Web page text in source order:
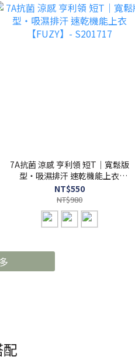
7A抗菌 涼感 亨利領 短T｜寬鬆版
型・吸濕排汗 速乾機能上衣
【FUZY】- S201717
NT$550
NT$980